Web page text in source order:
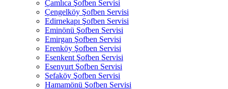
Çamlıca Şofben Servisi
Çengelköy Şofben Servisi
Edirnekapı Şofben Servisi
Eminönü Şofben Servisi
Emirgan Şofben Servisi
Erenköy Şofben Servisi
Esenkent Şofben Servisi
Esenyurt Şofben Servisi
Sefaköy Şofben Servisi
Hamamönü Şofben Servisi